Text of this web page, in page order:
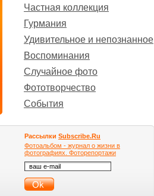
Частная коллекция
Гурмания
Удивительное и непознанное
Воспоминания
Случайное фото
Фототворчество
События
Рассылки Subscribe.Ru
Фотоальбом - журнал о жизни в
фотографиях. Фоторепортажи